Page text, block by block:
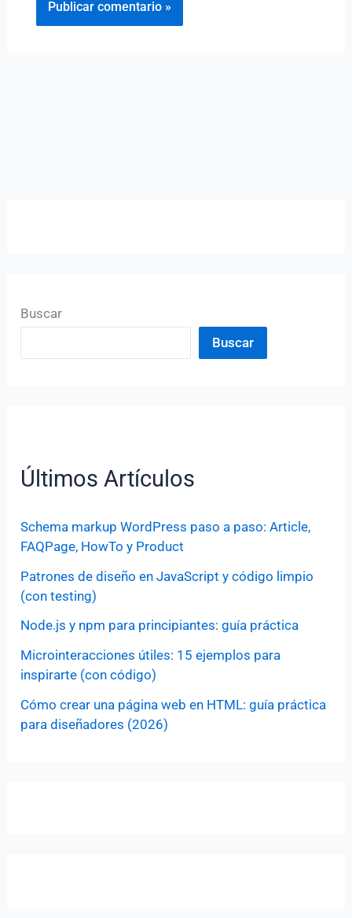
Buscar
Buscar
Últimos Artículos
Schema markup WordPress paso a paso: Article,
FAQPage, HowTo y Product
Patrones de diseño en JavaScript y código limpio
(con testing)
Node.js y npm para principiantes: guía práctica
Microinteracciones útiles: 15 ejemplos para
inspirarte (con código)
Cómo crear una página web en HTML: guía práctica
para diseñadores (2026)